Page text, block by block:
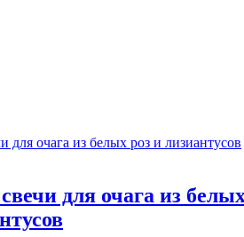
для очага из